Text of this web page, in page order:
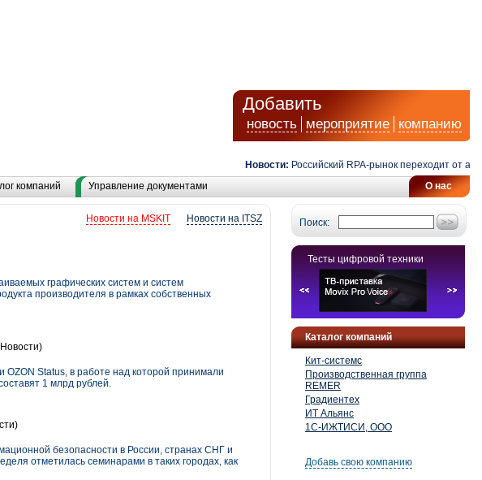
Добавить
новость мероприятие компанию
Новости: Российский RPA-рынок переходит от
О нас
компаний Управление документами
Поиск:
Тесты цифровой техники
Каталог компаний
Кит-системс
Производственная группа
REMER
Градиентех
ИТ Альянс
1С-ИЖТИСИ, ООО
Добавь свою компанию
Новости на ITSZ
Новости на MSKIT
графических систем и систем
производителя в рамках собственных
Status, в работе над которой принимали
1 млрд рублей.
безопасности в России, странах СНГ и
отметилась семинарами в таких городах, как